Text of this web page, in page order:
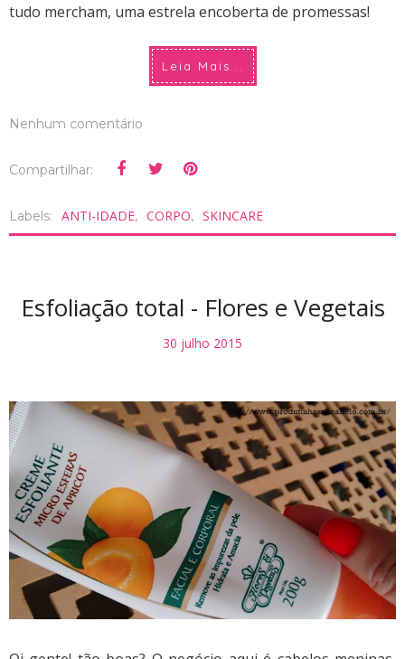
tudo mercham, uma estrela encoberta de promessas!
Leia Mais...
Nenhum comentário
Compartilhar:
Labels: ANTI-IDADE, CORPO, SKINCARE
Esfoliação total - Flores e Vegetais
30 julho 2015